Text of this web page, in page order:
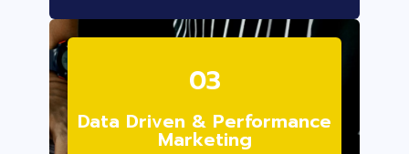
03
Data Driven & Performance
Marketing